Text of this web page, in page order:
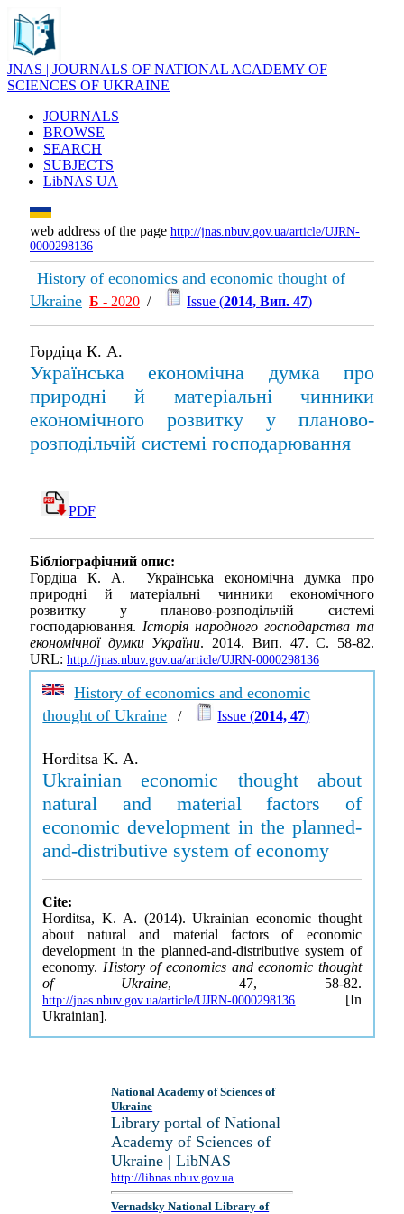
JNAS | JOURNALS OF NATIONAL ACADEMY OF
SCIENCES OF UKRAINE
JOURNALS
BROWSE
SEARCH
SUBJECTS
LibNAS UA
web address of the page http://jnas.nbuv.gov.ua/article/UJRN-
0000298136
History of economics and economic thought of
Ukraine Б - 2020 / Issue (2014, Вип. 47)
Гордіца К. А.
Українська економічна думка про
природні й матеріальні чинники
економічного розвитку у планово-
розподільчій системі господарювання
PDF
Бібліографічний опис:
Гордіца К. А. Українська економічна думка про
природні й матеріальні чинники економічного
розвитку у планово-розподільчій системі
господарювання. Історія народного господарства та
економічної думки України. 2014. Вип. 47. С. 58-82.
URL: http://jnas.nbuv.gov.ua/article/UJRN-0000298136
History of economics and economic
thought of Ukraine / Issue (2014, 47)
Horditsa K. A.
Ukrainian economic thought about
natural and material factors of
economic development in the planned-
and-distributive system of economy
Cite:
Horditsa, K. A. (2014). Ukrainian economic thought
about natural and material factors of economic
development in the planned-and-distributive system of
economy. History of economics and economic thought
of Ukraine, 47, 58-82.
http://jnas.nbuv.gov.ua/article/UJRN-0000298136 [In
Ukrainian].
National Academy of Sciences of
Ukraine
Library portal of National
Academy of Sciences of
Ukraine | LibNAS
http://libnas.nbuv.gov.ua
Vernadsky National Library of